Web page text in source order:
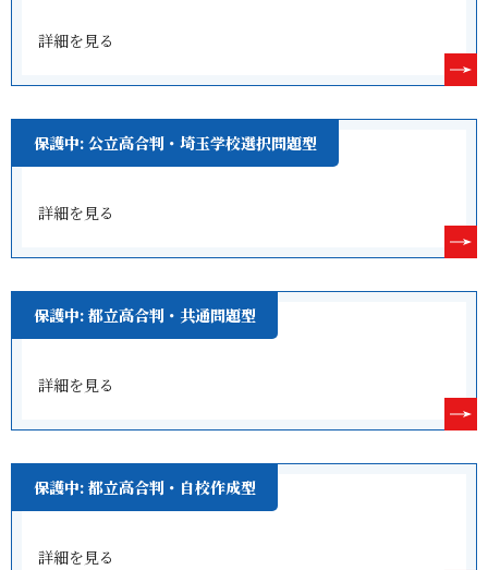
詳細を見る
保護中: 公立高合判・埼玉学校選択問題型
詳細を見る
保護中: 都立高合判・共通問題型
詳細を見る
保護中: 都立高合判・自校作成型
詳細を見る